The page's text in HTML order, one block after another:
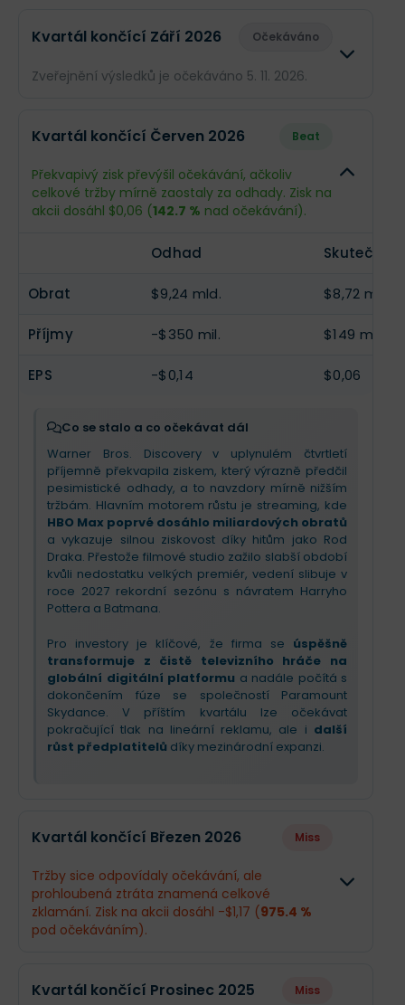
Kvartál končící Září 2026 Očekáváno
Zveřejnění výsledků je očekáváno 5. 11. 2026.
Příjmy -$46,38 mil.
Kvartál končící Červen 2026 Beat
Překvapivý zisk převýšil očekávání, ačkoliv
celkové tržby mírně zaostaly za odhady. Zisk na
akcii dosáhl $0,06 (142.7 % nad očekávání).
Odhad Skutečnost
Obrat $9,24 mld. $8,72 mld.
Příjmy -$350 mil. $149 mil.
EPS -$0,14 $0,06
Co se stalo a co očekávat dál
Warner Bros. Discovery v uplynulém čtvrtletí
příjemně překvapila ziskem, který výrazně předčil
pesimistické odhady, a to navzdory mírně nižším
tržbám. Hlavním motorem růstu je streaming, kde
HBO Max poprvé dosáhlo miliardových obratů
a vykazuje silnou ziskovost díky hitům jako Rod
Draka. Přestože filmové studio zažilo slabší období
kvůli nedostatku velkých premiér, vedení slibuje v
roce 2027 rekordní sezónu s návratem Harryho
Pottera a Batmana.
Pro investory je klíčové, že firma se úspěšně
transformuje z čistě televizního hráče na
globální digitální platformu a nadále počítá s
dokončením fúze se společností Paramount
Skydance. V příštím kvartálu lze očekávat
pokračující tlak na lineární reklamu, ale i další
růst předplatitelů díky mezinárodní expanzi.
Kvartál končící Březen 2026 Miss
Tržby sice odpovídaly očekávání, ale
prohloubená ztráta znamená celkové
zklamání. Zisk na akcii dosáhl -$1,17 (975.4 %
pod očekáváním).
Kvartál končící Prosinec 2025 Miss